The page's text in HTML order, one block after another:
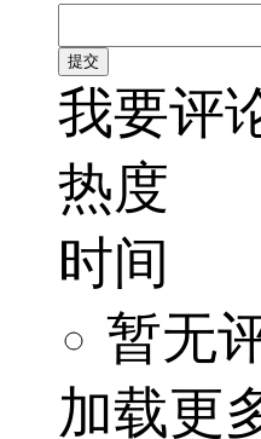
我要评
热度
时间
暂无
加载更